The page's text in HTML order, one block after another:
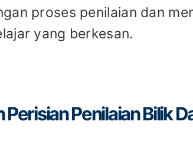
proses penilaian dan
yang berkesan.
Penilaian Bilik